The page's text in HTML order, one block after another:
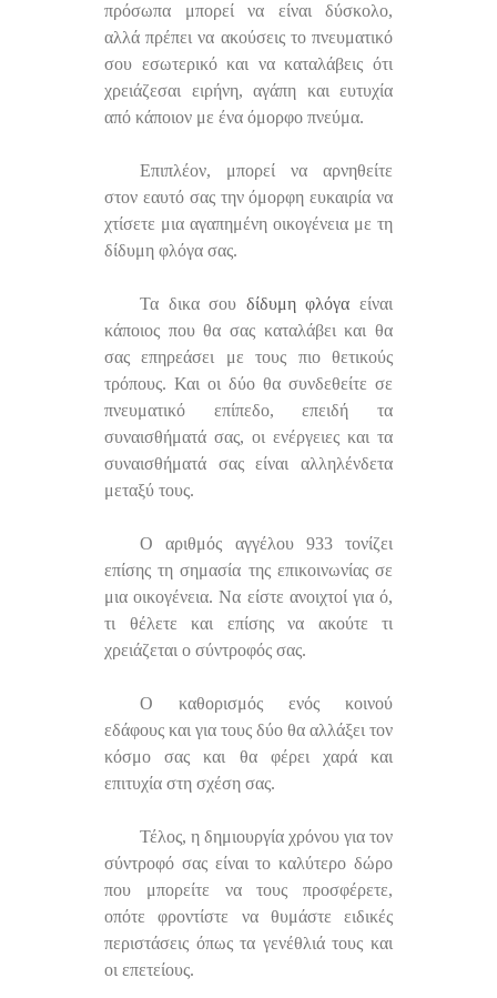
πρόσωπα μπορεί να είναι δύσκολο,
αλλά πρέπει να ακούσεις το πνευματικό
σου εσωτερικό και να καταλάβεις ότι
χρειάζεσαι ειρήνη, αγάπη και ευτυχία
από κάποιον με ένα όμορφο πνεύμα.
Επιπλέον, μπορεί να αρνηθείτε
στον εαυτό σας την όμορφη ευκαιρία να
χτίσετε μια αγαπημένη οικογένεια με τη
δίδυμη φλόγα σας.
Τα δικα σου δίδυμη φλόγα είναι
κάποιος που θα σας καταλάβει και θα
σας επηρεάσει με τους πιο θετικούς
τρόπους. Και οι δύο θα συνδεθείτε σε
πνευματικό επίπεδο, επειδή τα
συναισθήματά σας, οι ενέργειες και τα
συναισθήματά σας είναι αλληλένδετα
μεταξύ τους.
Ο αριθμός αγγέλου 933 τονίζει
επίσης τη σημασία της επικοινωνίας σε
μια οικογένεια. Να είστε ανοιχτοί για ό,
τι θέλετε και επίσης να ακούτε τι
χρειάζεται ο σύντροφός σας.
Ο καθορισμός ενός κοινού
εδάφους και για τους δύο θα αλλάξει τον
κόσμο σας και θα φέρει χαρά και
επιτυχία στη σχέση σας.
Τέλος, η δημιουργία χρόνου για τον
σύντροφό σας είναι το καλύτερο δώρο
που μπορείτε να τους προσφέρετε,
οπότε φροντίστε να θυμάστε ειδικές
περιστάσεις όπως τα γενέθλιά τους και
οι επετείους.